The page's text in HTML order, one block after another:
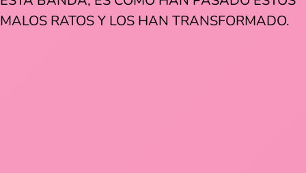
MALOS RATOS Y LOS HAN TRANSFORMADO.